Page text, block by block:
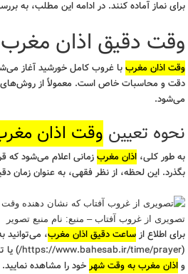
برای نماز آماده کنند. در ادامه این مطلب، به
وقت دقیق اذان
وقت اذان مغرببا غروب کامل خورشید آغاز
دقت و محاسبات خاص است. معمولاً از روش‌های
می‌شود.
نحوه تعیین وقت اذان
به طور کلی، اذان مغربزمانی اعلام می‌شود که
بگذرد. این لحظه، از نظر فقهی، به عنوان زمان
تصویری از غروب آفتاب – منبع: نام منبع تصویر
برای اطلاع ازساعت دقیق اذان مغرب،
(
https://www.bahesab.ir/time/prayer/ ) یا
واذان مغرب به وقت شهرخود را مشاهده نمایید.